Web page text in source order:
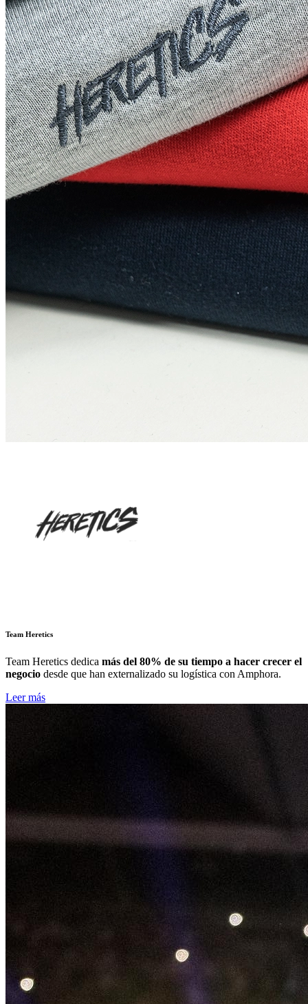
Team Heretics
Team Heretics dedica más del 80% de su tiempo a hacer crecer el
negocio desde que han externalizado su logística con Amphora.
Leer más